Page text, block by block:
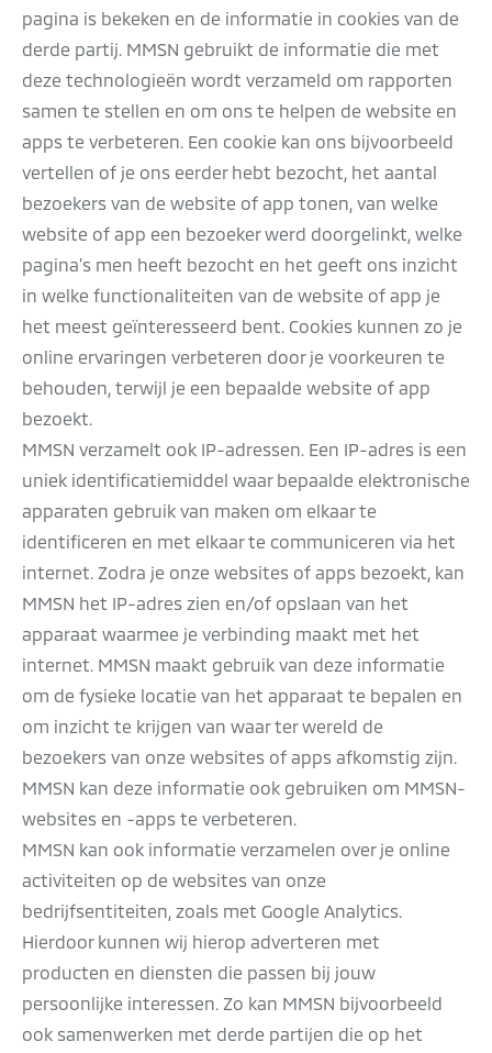
pagina is bekeken en de informatie in cookies van de
derde partij. MMSN gebruikt de informatie die met
deze technologieën wordt verzameld om rapporten
samen te stellen en om ons te helpen de website en
apps te verbeteren. Een cookie kan ons bijvoorbeeld
vertellen of je ons eerder hebt bezocht, het aantal
bezoekers van de website of app tonen, van welke
website of app een bezoeker werd doorgelinkt, welke
pagina’s men heeft bezocht en het geeft ons inzicht
in welke functionaliteiten van de website of app je
het meest geïnteresseerd bent. Cookies kunnen zo je
online ervaringen verbeteren door je voorkeuren te
behouden, terwijl je een bepaalde website of app
bezoekt.
MMSN verzamelt ook IP-adressen. Een IP-adres is een
uniek identificatiemiddel waar bepaalde elektronische
apparaten gebruik van maken om elkaar te
identificeren en met elkaar te communiceren via het
internet. Zodra je onze websites of apps bezoekt, kan
MMSN het IP-adres zien en/of opslaan van het
apparaat waarmee je verbinding maakt met het
internet. MMSN maakt gebruik van deze informatie
om de fysieke locatie van het apparaat te bepalen en
om inzicht te krijgen van waar ter wereld de
bezoekers van onze websites of apps afkomstig zijn.
MMSN kan deze informatie ook gebruiken om MMSN-
websites en -apps te verbeteren.
MMSN kan ook informatie verzamelen over je online
activiteiten op de websites van onze
bedrijfsentiteiten, zoals met Google Analytics.
Hierdoor kunnen wij hierop adverteren met
producten en diensten die passen bij jouw
persoonlijke interessen. Zo kan MMSN bijvoorbeeld
ook samenwerken met derde partijen die op het